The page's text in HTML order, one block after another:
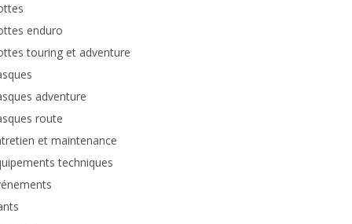
enduro
touring et adventure
adventure
route
et maintenance
techniques